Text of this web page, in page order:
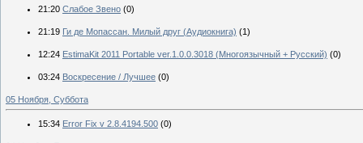
21:20 Слабое Звено (0)
21:19 Ги де Мопассан. Милый друг (Аудиокнига) (1)
12:24 EstimaKit 2011 Portable ver.1.0.0.3018 (Многоязычный + Русский) (0)
03:24 Воскресение / Лучшее (0)
05 Ноября, Суббота
15:34 Error Fix v 2.8.4194.500 (0)